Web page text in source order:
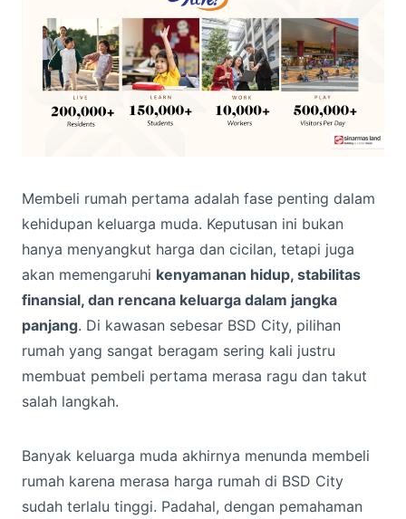
Membeli rumah pertama adalah fase penting dalam
kehidupan keluarga muda. Keputusan ini bukan
hanya menyangkut harga dan cicilan, tetapi juga
akan memengaruhi kenyamanan hidup, stabilitas
finansial, dan rencana keluarga dalam jangka
panjang. Di kawasan sebesar BSD City, pilihan
rumah yang sangat beragam sering kali justru
membuat pembeli pertama merasa ragu dan takut
salah langkah.
Banyak keluarga muda akhirnya menunda membeli
rumah karena merasa harga rumah di BSD City
sudah terlalu tinggi. Padahal, dengan pemahaman